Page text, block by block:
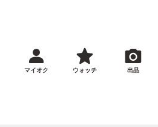
マイオク ウォッチ 出品